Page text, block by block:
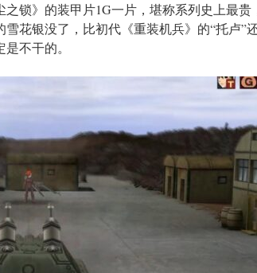
锁》的装甲片1G一片，堪称系列史上最贵
花银没了，比初代《重装机兵》的“托卢”
不干的。